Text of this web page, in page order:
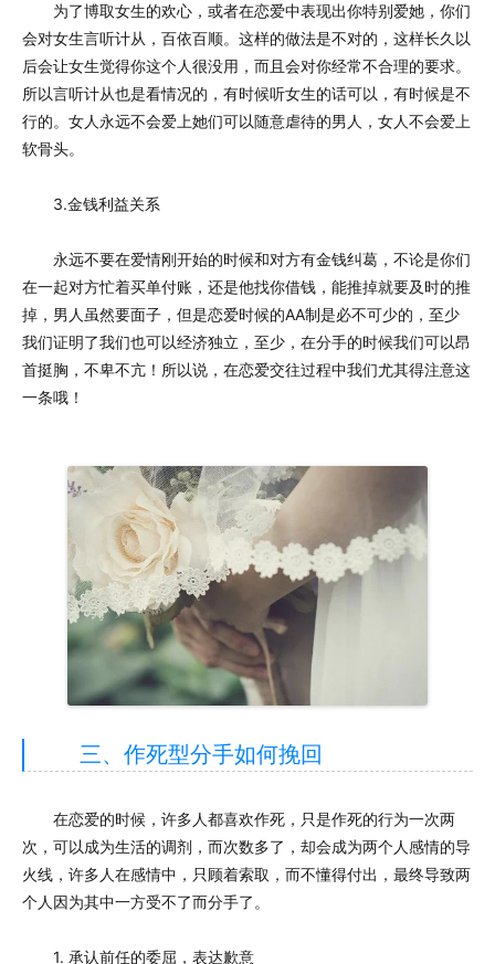
为了博取女生的欢心，或者在恋爱中表现出你特别爱她，你们
会对女生言听计从，百依百顺。这样的做法是不对的，这样长久以
后会让女生觉得你这个人很没用，而且会对你经常不合理的要求。
所以言听计从也是看情况的，有时候听女生的话可以，有时候是不
行的。女人永远不会爱上她们可以随意虐待的男人，女人不会爱上
软骨头。
3.金钱利益关系
永远不要在爱情刚开始的时候和对方有金钱纠葛，不论是你们
在一起对方忙着买单付账，还是他找你借钱，能推掉就要及时的推
掉，男人虽然要面子，但是恋爱时候的AA制是必不可少的，至少
我们证明了我们也可以经济独立，至少，在分手的时候我们可以昂
首挺胸，不卑不亢！所以说，在恋爱交往过程中我们尤其得注意这
一条哦！
三、作死型分手如何挽回
在恋爱的时候，许多人都喜欢作死，只是作死的行为一次两
次，可以成为生活的调剂，而次数多了，却会成为两个人感情的导
火线，许多人在感情中，只顾着索取，而不懂得付出，最终导致两
个人因为其中一方受不了而分手了。
1. 承认前任的委屈，表达歉意